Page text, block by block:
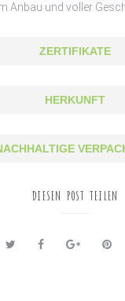
Anbau und voller
ZERTIFIKATE
HERKUNFT
DIESEN POST TEILEN